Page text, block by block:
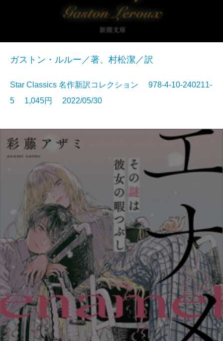
ガストン・ルルー／著、村松潔／訳
Star Classics 名作新訳コレクション 978-4-10-240211-
5 1,045円 2022/05/30